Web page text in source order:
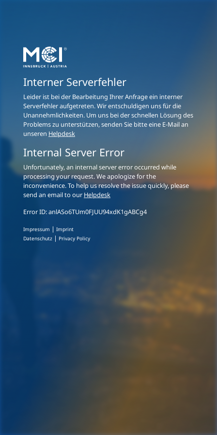
Interner Serverfehler
Leider ist bei der Bearbeitung Ihrer Anfrage ein interner
Serverfehler aufgetreten. Wir entschuldigen uns für die
Unannehmlichkeiten. Um uns bei der schnellen Lösung des
Problems zu unterstützen, senden Sie bitte eine E-Mail an
unseren Helpdesk
Internal Server Error
Unfortunately, an internal server error occurred while
processing your request. We apologize for the
inconvenience. To help us resolve the issue quickly, please
send an email to our Helpdesk
Error ID:anlASo6TUm0FJUU94xdK1gABCg4
Impressum | Imprint
Datenschutz | Privacy Policy